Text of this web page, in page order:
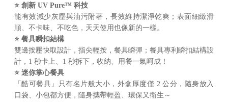
⭐ 創新 UV Pure™ 科技
能有效減少灰塵與油污附著，長效維持潔淨乾爽；表面細緻滑
順、不卡味、不吃色，天天使用也像新的一樣。
⭐ 餐具瞬扣結構
雙邊按壓快取設計，指尖輕按，餐具瞬彈；餐具專利瞬扣結構設
計，1 秒卡上、1 秒拆下，收納、用餐一氣呵成！
⭐ 迷你掌心餐具
「酷可餐具」只有名片般大小，外盒厚度僅 2 公分，隨身放入
口袋、小包都方便，隨身攜帶輕盈、環保又衛生～